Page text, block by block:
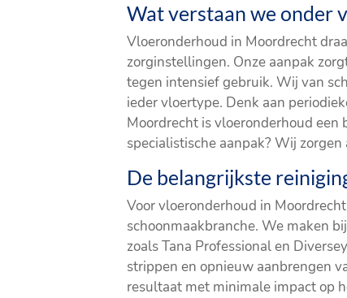
Wat verstaan we onder
Vloeronderhoud in Moordrecht
zorginstellingen. Onze aanpak
tegen intensief gebruik. Wij van
ieder vloertype. Denk aan
Moordrecht is vloeronderhoud
specialistische aanpak? Wij
De belangrijkste
Voor vloeronderhoud in
schoonmaakbranche. We maken
zoals Tana Professional en
strippen en opnieuw aanbrengen
resultaat met minimale impact op